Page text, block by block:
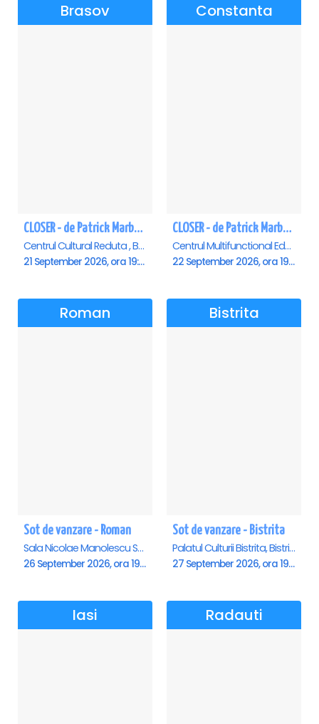
Brasov
CLOSER - de Patrick Marber - Premiera - Brasov
Centrul Cultural Reduta , Brasov
21 September 2026, ora 19:00
Constanta
CLOSER - de Patrick Marber - Premiera - Constanta
Centrul Multifunctional Educativ pentru Tineret Jean Constantin, Constanta
22 September 2026, ora 19:00
Roman
Sot de vanzare - Roman
Sala Nicolae Manolescu Strunga (Sala de festivitati a Primariei Roman), Roman
26 September 2026, ora 19:00
Bistrita
Sot de vanzare - Bistrita
Palatul Culturii Bistrita, Bistrita
27 September 2026, ora 19:00
Iasi Radauti